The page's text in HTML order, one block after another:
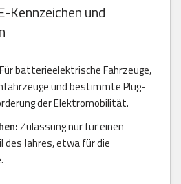
Kennzeichen und
Für batterieelektrische Fahrzeuge,
und bestimmte Plug-
der Elektromobilität.
Zulassung nur für einen
Jahres, etwa für die